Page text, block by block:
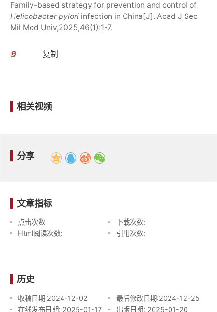
Family-based strategy for prevention and control of
Helicobacter pyloriinfection in China[J]. Acad J Sec
Mil Med Univ,2025,46(1):1-7.
复制
相关视频
分享
文章指标
点击次数:
下载次数:
Html阅读次数:
引用次数:
历史
收稿日期:2024-12-02 最后修改日期:2024-12-25
在线发布日期: 2025-01-17 出版日期: 2025-01-20